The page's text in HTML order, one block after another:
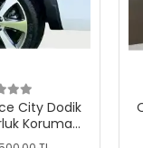
City Dodik
Koruma